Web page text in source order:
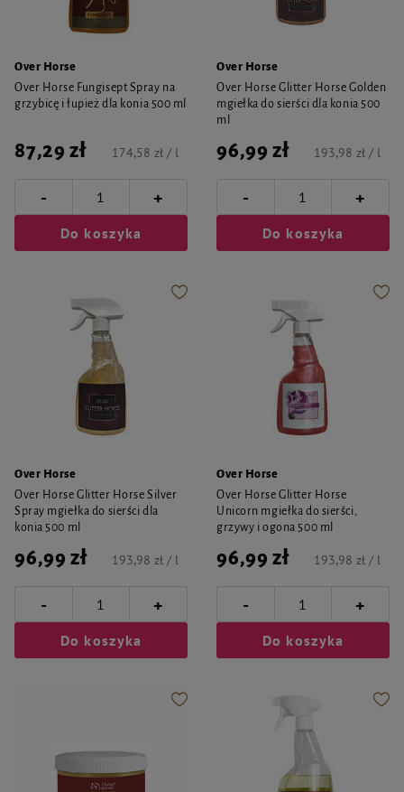
Over Horse
Over Horse Fungisept Spray na
grzybicę i łupież dla konia 500 ml
87,29 zł 174,58 zł / l
- +
Do koszyka
Over Horse
Over Horse Glitter Horse Golden
mgiełka do sierści dla konia 500
ml
96,99 zł 193,98 zł / l
- +
Do koszyka
Over Horse
Over Horse Glitter Horse Silver
Spray mgiełka do sierści dla
konia 500 ml
96,99 zł 193,98 zł / l
- +
Do koszyka
Over Horse
Over Horse Glitter Horse
Unicorn mgiełka do sierści,
grzywy i ogona 500 ml
96,99 zł 193,98 zł / l
- +
Do koszyka